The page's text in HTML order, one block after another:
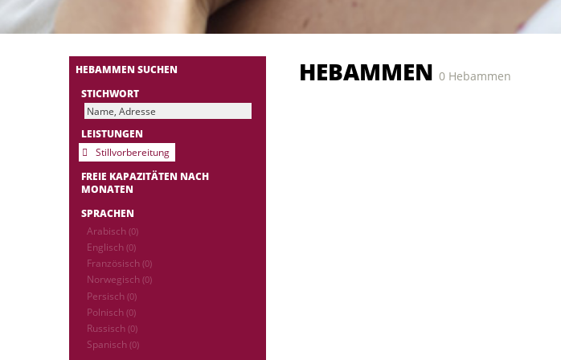
HEBAMMEN SUCHEN
STICHWORT
LEISTUNGEN
Stillvorbereitung
FREIE KAPAZITÄTEN NACH
MONATEN
SPRACHEN
Arabisch (0)
Englisch (0)
Französisch (0)
Norwegisch (0)
Persisch (0)
Polnisch (0)
Russisch (0)
Spanisch (0)
HEBAMMEN 0 Hebammen